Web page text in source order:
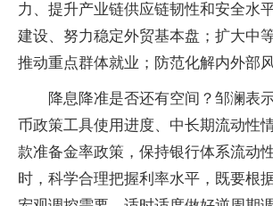
力、提升产业链供应链韧性和安全水
建设、努力稳定外贸基本盘；扩大中
推动重点群体就业；防范化解内外部风
降息降准是否还有空间？邹澜表
币政策工具使用进度、中长期流动性
款准备金率政策，保持银行体系流动
时，科学合理把握利率水平，既要根